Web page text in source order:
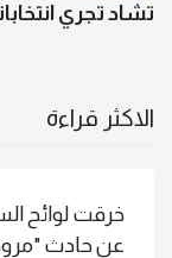
تشاد تجري
الاكثر قراءة
خرقت لوائح
عن حادث